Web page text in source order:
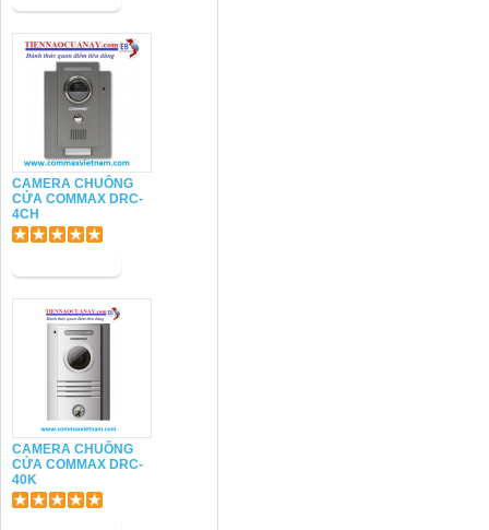
CAMERA CHUÔNG
CỬA COMMAX DRC-
4CH
CAMERA CHUÔNG
CỬA COMMAX DRC-
40K